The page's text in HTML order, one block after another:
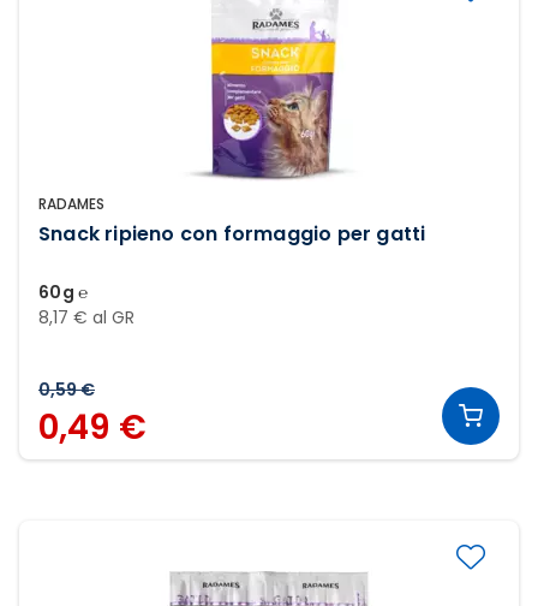
RADAMES
Snack ripieno con formaggio per gatti
60g ℮
8,17 € al GR
0,59 €
0,49 €